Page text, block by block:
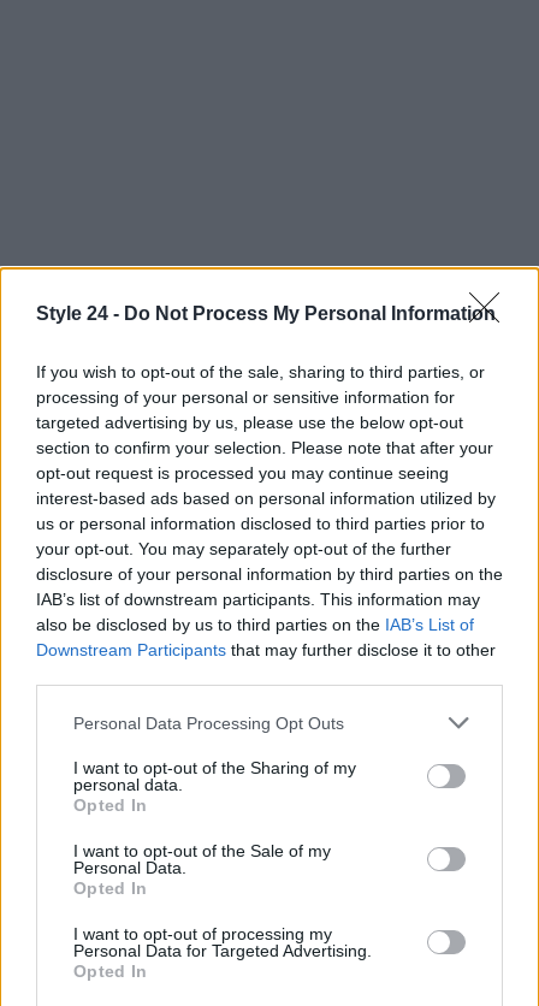
Style 24 - Do Not Process My Personal Information
If you wish to opt-out of the sale, sharing to third parties, or
processing of your personal or sensitive information for
targeted advertising by us, please use the below opt-out
section to confirm your selection. Please note that after your
opt-out request is processed you may continue seeing
interest-based ads based on personal information utilized by
us or personal information disclosed to third parties prior to
your opt-out. You may separately opt-out of the further
disclosure of your personal information by third parties on the
IAB’s list of downstream participants. This information may
also be disclosed by us to third parties on the IAB’s List of
Downstream Participants that may further disclose it to other
Please note that this website/app uses one or more Google
not limited to your visit or usage behaviour. You may click to
grant or deny consent to Google and its third-party tags to
use your data for below specified purposes in below Google
consent section.
Personal Data Processing Opt Outs
I want to opt-out of the Sharing of my
personal data.
Opted In
I want to opt-out of the Sale of my
Personal Data.
Opted In
I want to opt-out of processing my
Personal Data for Targeted Advertising.
Opted In
AUTORE
Staff